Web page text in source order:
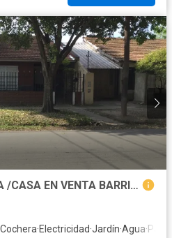
GRANADERO BAIGORRIA /CASA EN VENTA BARRIO LOS ROBLES
Cochera·Electricidad·Jardín·Agua·Patio